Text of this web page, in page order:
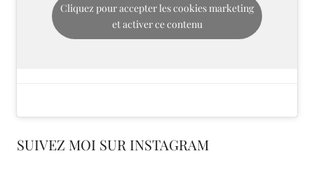
Cliquez pour accepter les cookies marketing
et activer ce contenu
SUIVEZ MOI SUR INSTAGRAM